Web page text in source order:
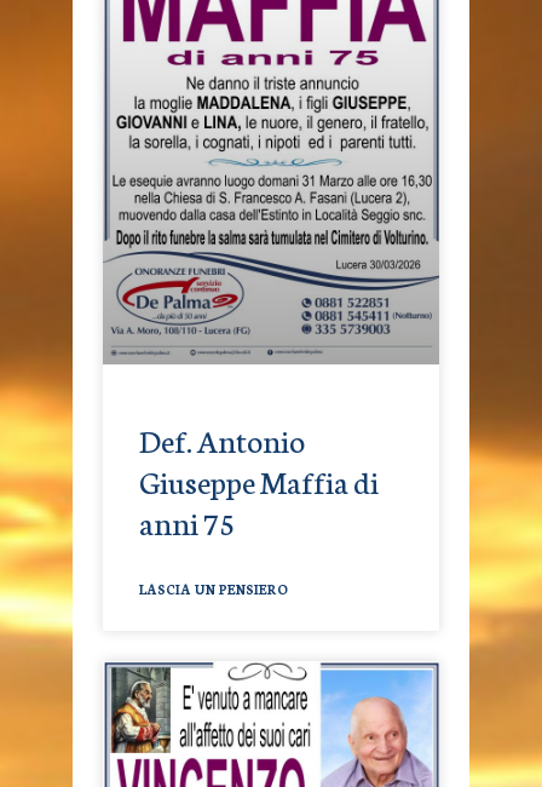
Def. Antonio
Giuseppe Maffia di
anni 75
LASCIA UN PENSIERO